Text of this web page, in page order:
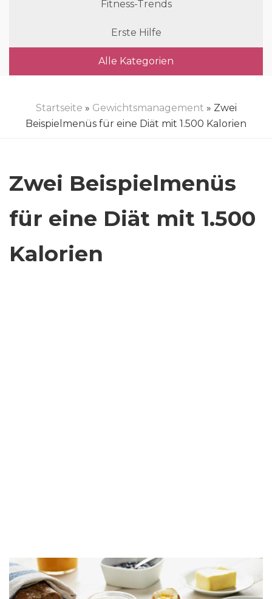
Fitness-Trends
Erste Hilfe
Alle Kategorien
Startseite » Gewichtsmanagement » Zwei
Beispielmenüs für eine Diät mit 1.500 Kalorien
Zwei Beispielmenüs
für eine Diät mit 1.500
Kalorien